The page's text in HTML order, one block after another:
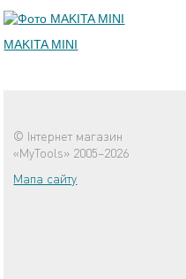
MAKITA MINI
© Інтернет магазин
«MyTools» 2005–2026
Мапа сайту